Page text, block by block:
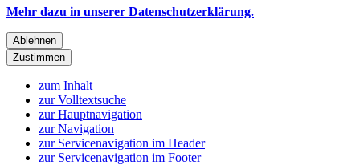
Mehr dazu in unserer Datenschutzerklärung.
Ablehnen
Zustimmen
zum Inhalt
zur Volltextsuche
zur Hauptnavigation
zur Navigation
zur Servicenavigation im Header
zur Servicenavigation im Footer